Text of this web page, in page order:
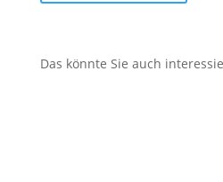
Das könnte Sie auch